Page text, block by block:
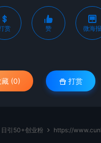
赏 赞 微海报
(0) 打赏
引50+创业粉 https://